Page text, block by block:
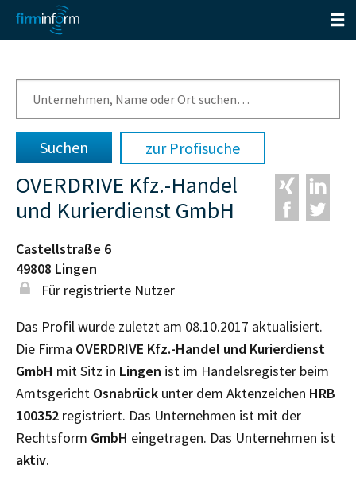
zur Profisuche
OVERDRIVE Kfz.-Handel
und Kurierdienst GmbH
Castellstraße 6
49808 Lingen
Für registrierte Nutzer
Das Profil wurde zuletzt am 08.10.2017 aktualisiert.
Die Firma OVERDRIVE Kfz.-Handel und Kurierdienst
GmbH mit Sitz in Lingen ist im Handelsregister beim
Amtsgericht Osnabrück unter dem Aktenzeichen HRB
100352 registriert. Das Unternehmen ist mit der
Rechtsform GmbH eingetragen. Das Unternehmen ist
aktiv.